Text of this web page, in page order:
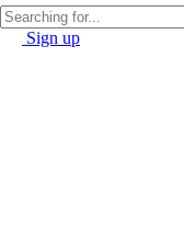
Sign up